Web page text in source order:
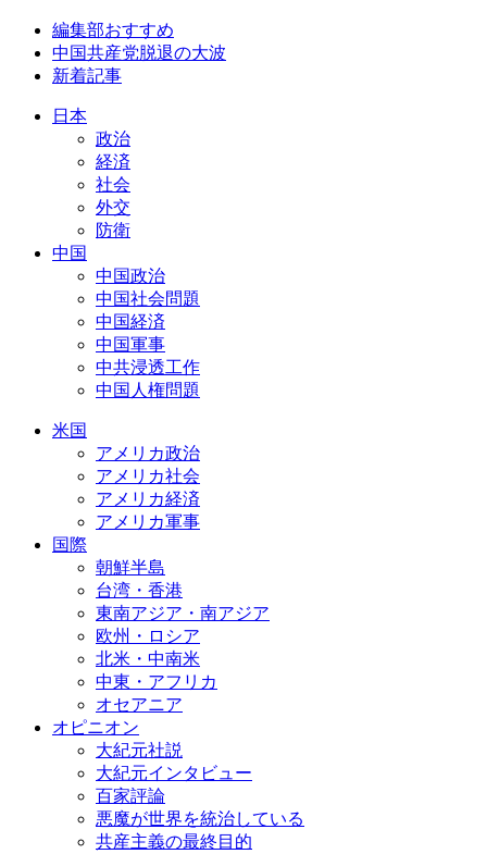
編集部おすすめ
中国共産党脱退の大波
新着記事
日本
政治
経済
社会
外交
防衛
中国
中国政治
中国社会問題
中国経済
中国軍事
中共浸透工作
中国人権問題
米国
アメリカ政治
アメリカ社会
アメリカ経済
アメリカ軍事
国際
朝鮮半島
台湾・香港
東南アジア・南アジア
欧州・ロシア
北米・中南米
中東・アフリカ
オセアニア
オピニオン
大紀元社説
大紀元インタビュー
百家評論
悪魔が世界を統治している
共産主義の最終目的